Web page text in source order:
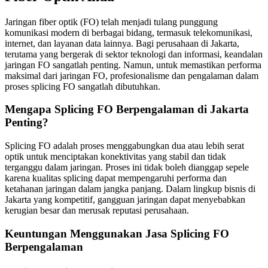
Jaringan fiber optik (FO) telah menjadi tulang punggung
komunikasi modern di berbagai bidang, termasuk telekomunikasi,
internet, dan layanan data lainnya. Bagi perusahaan di Jakarta,
terutama yang bergerak di sektor teknologi dan informasi, keandalan
jaringan FO sangatlah penting. Namun, untuk memastikan performa
maksimal dari jaringan FO, profesionalisme dan pengalaman dalam
proses splicing FO sangatlah dibutuhkan.
Mengapa Splicing FO Berpengalaman di Jakarta
Penting?
Splicing FO adalah proses menggabungkan dua atau lebih serat
optik untuk menciptakan konektivitas yang stabil dan tidak
terganggu dalam jaringan. Proses ini tidak boleh dianggap sepele
karena kualitas splicing dapat mempengaruhi performa dan
ketahanan jaringan dalam jangka panjang. Dalam lingkup bisnis di
Jakarta yang kompetitif, gangguan jaringan dapat menyebabkan
kerugian besar dan merusak reputasi perusahaan.
Keuntungan Menggunakan Jasa Splicing FO
Berpengalaman